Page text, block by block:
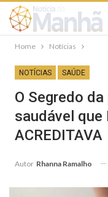
Home Notícias
NOTÍCIAS SAÚDE
O Segredo
saudável que
ACREDITAVA
Autor Rhanna Ramalho